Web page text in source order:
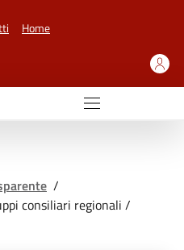
Home
/
consiliari regionali /